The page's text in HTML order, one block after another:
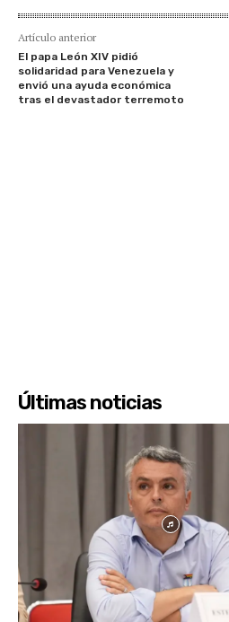
Artículo anterior
El papa León XIV pidió
solidaridad para Venezuela y
envió una ayuda económica
tras el devastador terremoto
Últimas noticias